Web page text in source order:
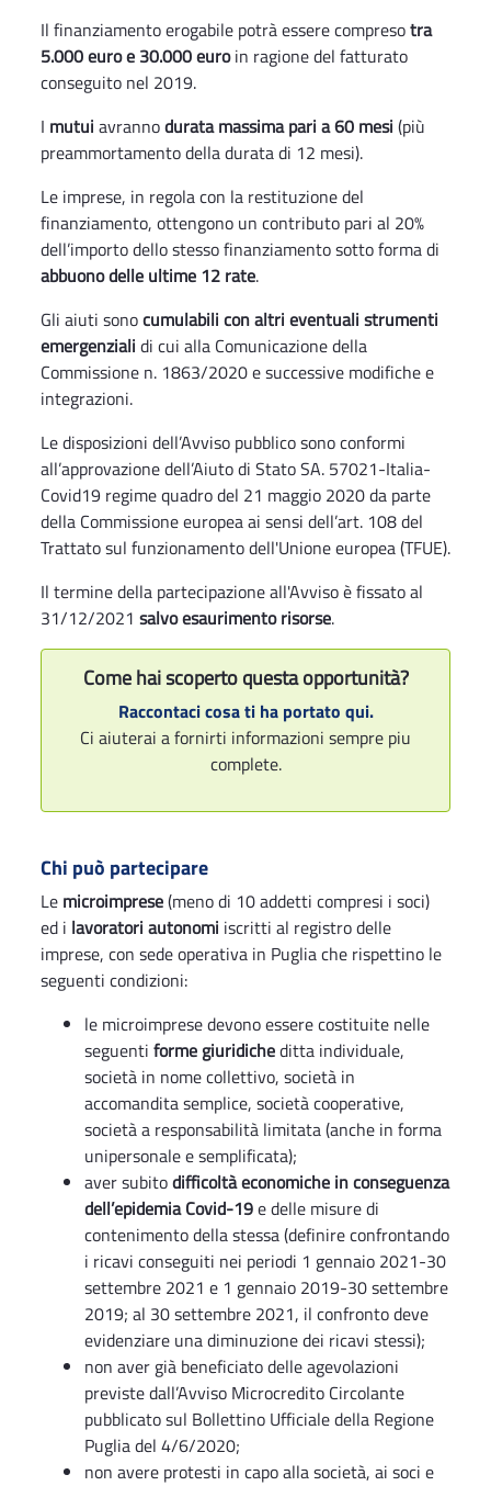
Il finanziamento erogabile potrà essere compresotra
5.000 euro e 30.000 euroin ragione del fatturato
conseguito nel 2019.
I mutui avrannodurata massima pari a 60 mesi (più
preammortamento della durata di 12 mesi).
Le imprese, in regola con la restituzione del
finanziamento, ottengono un contributo pari al 20%
dell’importo dello stesso finanziamento sotto forma di
abbuono delle ultime 12 rate.
Gli aiuti sonocumulabili con altri eventuali strumenti
emergenziali di cui alla Comunicazione della
Commissione n. 1863/2020 e successive modifiche e
integrazioni.
Le disposizioni dell’Avviso pubblico sono conformi
all’approvazione dell’Aiuto di Stato SA. 57021-Italia-
Covid19 regime quadro del 21 maggio 2020 da parte
della Commissione europea ai sensi dell’art. 108 del
Trattato sul funzionamento dell'Unione europea (TFUE).
Il termine della partecipazione all'Avviso è fissato al
31/12/2021 salvo esaurimento risorse.
Come hai scoperto questa opportunità?
Raccontaci cosa ti ha portato qui.
Ci aiuterai a fornirti informazioni sempre piu
complete.
Chi può partecipare
Le microimprese(meno di 10 addetti compresi i soci)
ed i lavoratori autonomi iscritti al registro delle
imprese, con sede operativa in Puglia che rispettino le
seguenti condizioni:
le microimprese devono essere costituite nelle
seguenti forme giuridicheditta individuale,
società in nome collettivo, società in
accomandita semplice, società cooperative,
società a responsabilità limitata (anche in forma
unipersonale e semplificata);
aver subitodifficoltà economiche in conseguenza
dell’epidemia Covid-19e delle misure di
contenimento della stessa (definire confrontando
i ricavi conseguiti nei periodi 1 gennaio 2021-30
settembre 2021 e 1 gennaio 2019-30 settembre
2019; al 30 settembre 2021, il confronto deve
evidenziare una diminuzione dei ricavi stessi);
non aver già beneficiato delle agevolazioni
previste dall’Avviso Microcredito Circolante
pubblicato sul Bollettino Ufficiale della Regione
Puglia del 4/6/2020;
non avere protesti in capo alla società, ai soci e